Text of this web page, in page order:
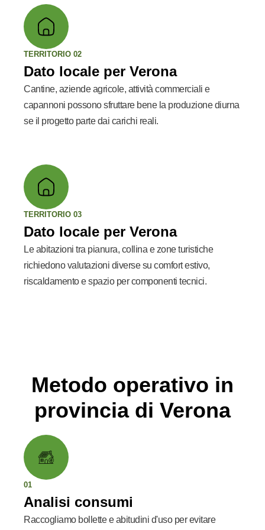
TERRITORIO 02
Dato locale per Verona
Cantine, aziende agricole, attività commerciali e
capannoni possono sfruttare bene la produzione diurna
se il progetto parte dai carichi reali.
TERRITORIO 03
Dato locale per Verona
Le abitazioni tra pianura, collina e zone turistiche
richiedono valutazioni diverse su comfort estivo,
riscaldamento e spazio per componenti tecnici.
Metodo operativo in
provincia di Verona
01
Analisi consumi
Raccogliamo bollette e abitudini d'uso per evitare